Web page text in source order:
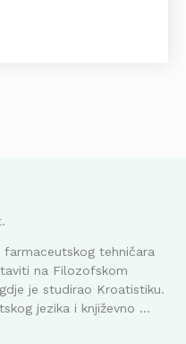
farmaceutskog tehničara
na Filozofskom
je studirao Kroatistiku.
jezika i književno ...